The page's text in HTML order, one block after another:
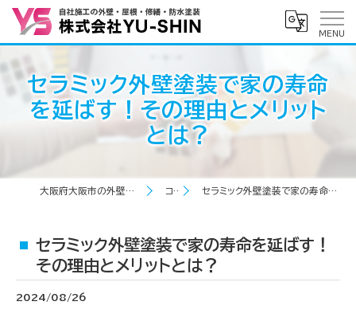
セラミック外壁塗装で家の寿命
を延ばす！その理由とメリット
とは？
大阪府大阪市の外壁塗装なら株式会社YU-SHIN コラム セラミック外壁塗装で家の寿命を延ばす！その理由とメリットとは？
セラミック外壁塗装で家の寿命を延ばす！
その理由とメリットとは？
2024/08/26